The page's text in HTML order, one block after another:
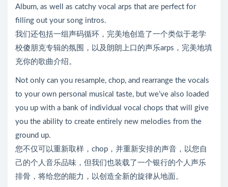
Album, as well as catchy vocal arps that are perfect for
filling out your song intros.
我们还包括一组声码循环，完美地创造了一个类似于老学
校傻朋克专辑的氛围，以及朗朗上口的声乐arps，完美地填
充你的歌曲介绍。
Not only can you resample, chop, and rearrange the vocals
to your own personal musical taste, but we’ve also loaded
you up with a bank of individual vocal chops that will give
you the ability to create entirely new melodies from the
ground up.
您不仅可以重新取样，chop，并重新安排的声音，以您自
己的个人音乐品味，但我们也装载了一个银行的个人声乐
排骨，将给您的能力，以创造全新的旋律从地面。